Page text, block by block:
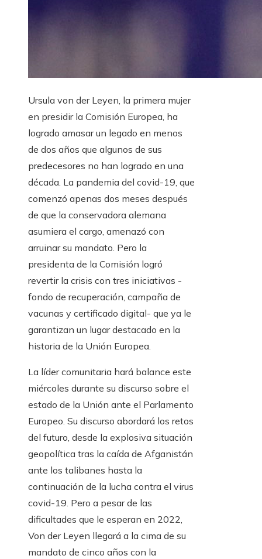
Ursula von der Leyen, la primera mujer
en presidir la Comisión Europea, ha
logrado amasar un legado en menos
de dos años que algunos de sus
predecesores no han logrado en una
década. La pandemia del covid-19, que
comenzó apenas dos meses después
de que la conservadora alemana
asumiera el cargo, amenazó con
arruinar su mandato. Pero la
presidenta de la Comisión logró
revertir la crisis con tres iniciativas -
fondo de recuperación, campaña de
vacunas y certificado digital- que ya le
garantizan un lugar destacado en la
historia de la Unión Europea.
La líder comunitaria hará balance este
miércoles durante su discurso sobre el
estado de la Unión ante el Parlamento
Europeo. Su discurso abordará los retos
del futuro, desde la explosiva situación
geopolítica tras la caída de Afganistán
ante los talibanes hasta la
continuación de la lucha contra el virus
covid-19. Pero a pesar de las
dificultades que le esperan en 2022,
Von der Leyen llegará a la cima de su
mandato de cinco años con la